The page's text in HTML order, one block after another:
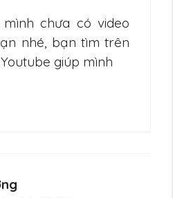
chưa có video
nhé, bạn tìm trên
giúp mình